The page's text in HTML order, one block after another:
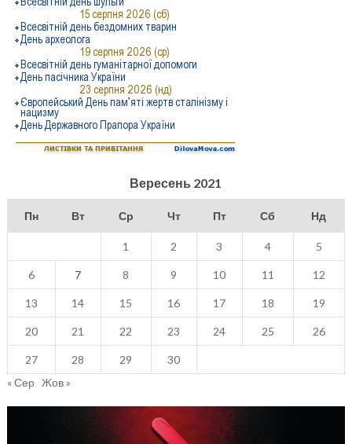
Вересень 2021
Пн Вт Ср Чт Пт Сб Нд
1 2 3 4 5
6 7 8 9 10 11 12
13 14 15 16 17 18 19
20 21 22 23 24 25 26
27 28 29
30
« Сер Жов »